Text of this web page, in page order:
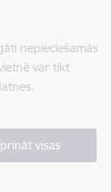
nepieciešamās
var tikt
visas